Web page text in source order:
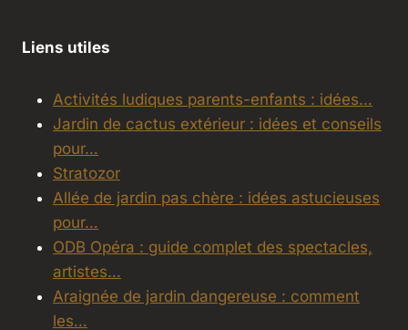
Liens utiles
Activités ludiques parents-enfants : idées…
Jardin de cactus extérieur : idées et conseils
pour…
Stratozor
Allée de jardin pas chère : idées astucieuses
pour…
ODB Opéra : guide complet des spectacles,
artistes…
Araignée de jardin dangereuse : comment
les…